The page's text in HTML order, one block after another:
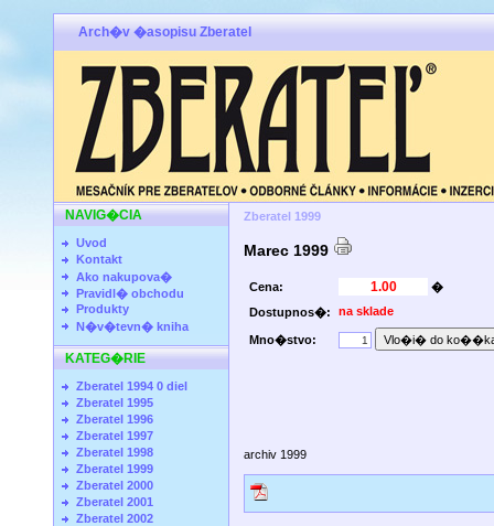
Arch�v �asopisu Zberatel
NAVIG�CIA
Uvod
Kontakt
Ako nakupova�
Pravidl� obchodu
Produkty
N�v�tevn� kniha
KATEG�RIE
Zberatel 1994 0 diel
Zberatel 1995
Zberatel 1996
Zberatel 1997
Zberatel 1998
Zberatel 1999
Zberatel 2000
Zberatel 2001
Zberatel 2002
Zberatel 1999
Marec 1999
Cena:
�
Dostupnos�:
na sklade
Mno�stvo:
archiv 1999